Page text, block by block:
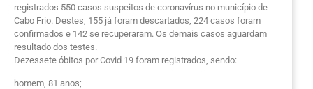
registrados 550 casos suspeitos de coronavírus no município de
Cabo Frio. Destes, 155 já foram descartados, 224 casos foram
confirmados e 142 se recuperaram. Os demais casos aguardam
resultado dos testes.
Dezessete óbitos por Covid 19 foram registrados, sendo:
homem, 81 anos;